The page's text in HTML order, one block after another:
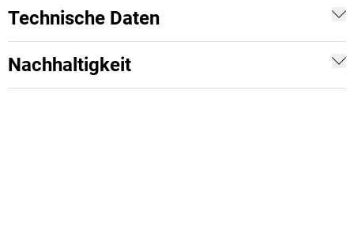
Technische Daten
Nachhaltigkeit